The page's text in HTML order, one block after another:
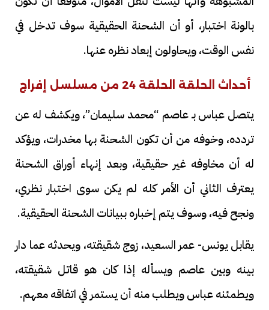
بالونة اختبار، أو أن الشحنة الحقيقية سوف تدخل في
نفس الوقت، ويحاولون إبعاد نظره عنها.
أحداث الحلقة الحلقة 24 من مسلسل إفراج
يتصل عباس بـ عاصم “محمد سليمان”، ويكشف له عن
تردده، وخوفه من أن تكون الشحنة بها مخدرات، ويؤكد
له أن مخاوفه غير حقيقية، وبعد إنهاء أوراق الشحنة
يعترف الثاني أن الأمر كله لم يكن سوى اختبار نظري،
ونجح فيه، وسوف يتم إخباره ببيانات الشحنة الحقيقية.
يقابل يونس- عمر السعيد، زوج شقيقته، ويحدثه عما دار
بينه وبين عاصم ويسأله إذا كان هو قاتل شقيقته،
ويطمئنه عباس ويطلب منه أن يستمر في اتفاقه معهم.